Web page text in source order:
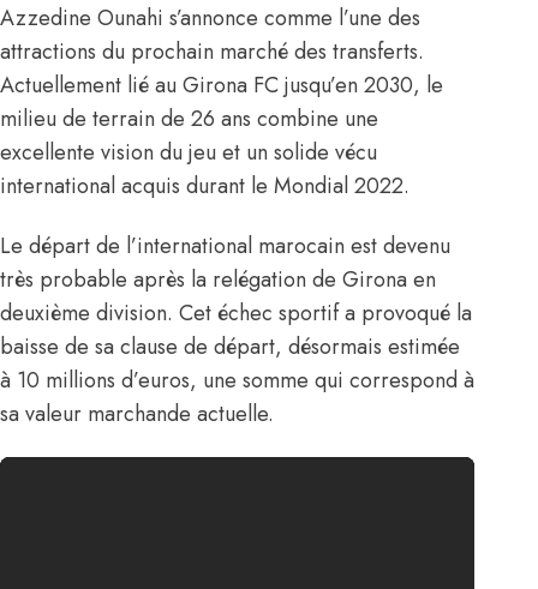
Azzedine Ounahi s’annonce comme l’une des
attractions du prochain marché des transferts.
Actuellement lié au Girona FC jusqu’en 2030, le
milieu de terrain de 26 ans combine une
excellente vision du jeu et un solide vécu
international acquis durant le Mondial 2022.
Le départ de l’international marocain est devenu
très probable après la relégation de Girona en
deuxième division. Cet échec sportif a provoqué la
baisse de sa clause de départ, désormais estimée
à 10 millions d’euros, une somme qui correspond à
sa valeur marchande actuelle.